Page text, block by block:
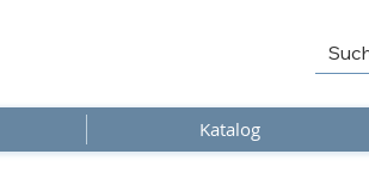
Katalog